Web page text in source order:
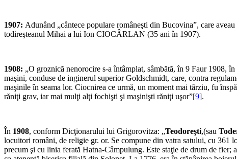
1907: Adunând „cântece populare româneşti din Bucovina”, care
todireşteanul Mihai a lui Ion CIOCÂRLAN (35 ani în 1907).
1908: „O groznică nenorocire s-a întâmplat, sâmbătă, în 9 Faur 1908,
maşini, conduse de inginerul superior Goldschmidt, care, contra
maşinile în seama lor. Ciocnirea ce urmă, un moment mai târziu, fu
răniţi grav, iar mai mulţi alţi fochişti şi maşinişti răniţi uşor”[9].
În 1908, conform Dicţionarului lui Grigorovitza: „Teodoreşti,(sau
locuitori români, de religie gr. or. Se compune din vatra sa­tului, cu 361
precum şi cu linia ferată Hatna-Câmpulung. Este staţie de drum de